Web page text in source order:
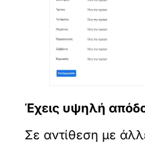
Έχεις υψηλή
Σε αντίθεση με